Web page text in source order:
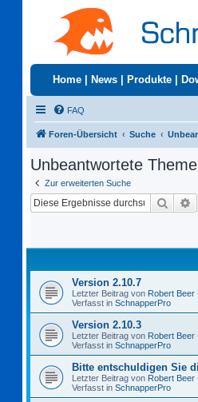
Home News Produkte
FAQ
Foren-Übersicht Suche
Unbeantwortete
Zur erweiterten Suche
Suche
Version 2.10.7
Letzter Beitrag von Robert Beer
Verfasst in SchnapperPro
Version 2.10.3
Letzter Beitrag von Robert Beer
Verfasst in SchnapperPro
Bitte entschuldigen Sie
Letzter Beitrag von Robert Beer
Verfasst in SchnapperPro